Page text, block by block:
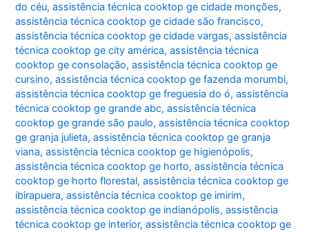
do céu,assistência técnica cooktop ge cidade monções,
assistência técnica cooktop ge cidade são francisco,
assistência técnica cooktop ge cidade vargas,assistência
técnica cooktop ge city américa,assistência técnica
cooktop ge consolação,assistência técnica cooktop ge
cursino,assistência técnica cooktop ge fazenda morumbi,
assistência técnica cooktop ge freguesia do ó,assistência
técnica cooktop ge grande abc,assistência técnica
cooktop ge grande são paulo,assistência técnica cooktop
ge granja julieta,assistência técnica cooktop ge granja
viana,assistência técnica cooktop ge higienópolis,
assistência técnica cooktop ge horto,assistência técnica
cooktop ge horto florestal,assistência técnica cooktop ge
ibirapuera,assistência técnica cooktop ge imirim,
assistência técnica cooktop ge indianópolis,assistência
técnica cooktop ge interior,assistência técnica cooktop ge